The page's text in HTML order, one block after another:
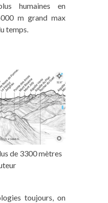
humaines en
m grand max
temps.
de 3300 mètres
toujours, on